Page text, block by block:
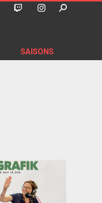
SAISONS